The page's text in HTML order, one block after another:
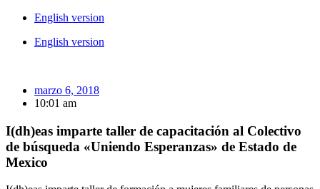
English version
English version
marzo 6, 2018
10:01 am
I(dh)eas imparte taller de capacitación al Colectivo
de búsqueda «Uniendo Esperanzas» de Estado de
Mexico